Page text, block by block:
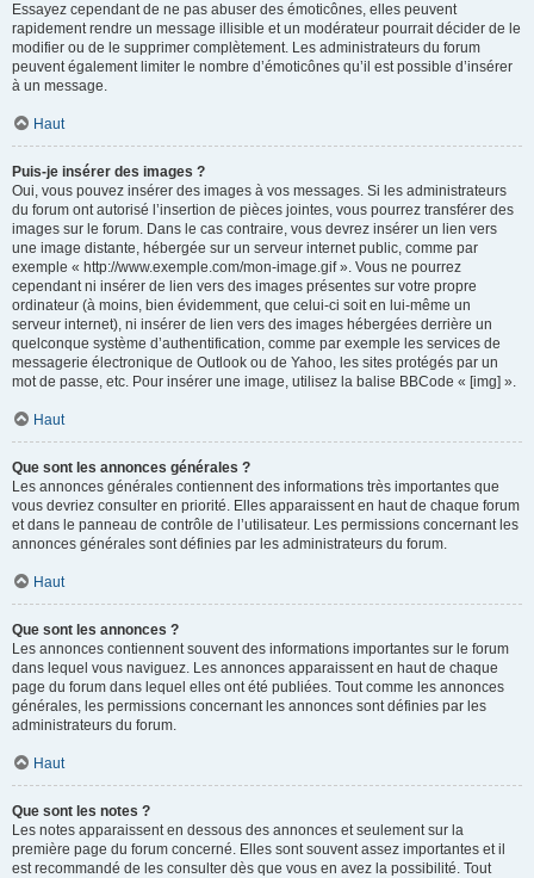
Essayez cependant de ne pas abuser des émoticônes, elles peuvent
rapidement rendre un message illisible et un modérateur pourrait décider de le
modifier ou de le supprimer complètement. Les administrateurs du forum
peuvent également limiter le nombre d’émoticônes qu’il est possible d’insérer
à un message.
Haut
Puis-je insérer des images ?
Oui, vous pouvez insérer des images à vos messages. Si les administrateurs
du forum ont autorisé l’insertion de pièces jointes, vous pourrez transférer des
images sur le forum. Dans le cas contraire, vous devrez insérer un lien vers
une image distante, hébergée sur un serveur internet public, comme par
exemple « http://www.exemple.com/mon-image.gif ». Vous ne pourrez
cependant ni insérer de lien vers des images présentes sur votre propre
ordinateur (à moins, bien évidemment, que celui-ci soit en lui-même un
serveur internet), ni insérer de lien vers des images hébergées derrière un
quelconque système d’authentification, comme par exemple les services de
messagerie électronique de Outlook ou de Yahoo, les sites protégés par un
mot de passe, etc. Pour insérer une image, utilisez la balise BBCode « [img] ».
Haut
Que sont les annonces générales ?
Les annonces générales contiennent des informations très importantes que
vous devriez consulter en priorité. Elles apparaissent en haut de chaque forum
et dans le panneau de contrôle de l’utilisateur. Les permissions concernant les
annonces générales sont définies par les administrateurs du forum.
Haut
Que sont les annonces ?
Les annonces contiennent souvent des informations importantes sur le forum
dans lequel vous naviguez. Les annonces apparaissent en haut de chaque
page du forum dans lequel elles ont été publiées. Tout comme les annonces
générales, les permissions concernant les annonces sont définies par les
administrateurs du forum.
Haut
Que sont les notes ?
Les notes apparaissent en dessous des annonces et seulement sur la
première page du forum concerné. Elles sont souvent assez importantes et il
est recommandé de les consulter dès que vous en avez la possibilité. Tout